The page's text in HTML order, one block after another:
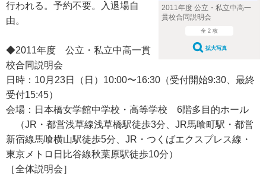
2011年度 公立・私立中高一
貫校合同説明会
全 2 枚
拡大写真
行われる。予約不要。入退場自
由。
◆2011年度 公立・私立中高一貫
校合同説明会
日時：10月23日（日）10:00〜16:30（受付開始9:30、最終
受付15:45）
会場：日本橋女学館中学校・高等学校 6階多目的ホール
（JR・都営浅草線浅草橋駅徒歩3分、JR馬喰町駅・都営
新宿線馬喰横山駅徒歩5分、JR・つくばエクスプレス線・
東京メトロ日比谷線秋葉原駅徒歩10分）
［全体説明会］